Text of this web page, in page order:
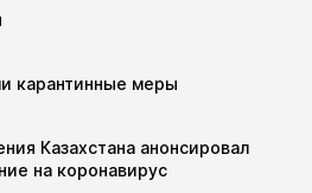
карантинные меры
Казахстана анонсировал
на коронавирус